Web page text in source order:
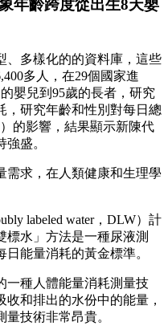
年齡跨度從出生8天嬰
、多樣化的的資料庫，這些
多人，在29個國家進
嬰兒到95歲的長者，研究
，研究年齡和性別對每日總
的影響，結果顯示新陳代
盛。
需求，在人類健康和生理學
labeled water，DLW）計
標水」方法是一種尿液測
能量消耗的黃金標準。
一種人體能量消耗測量技
和排出的水份中的能量，
技術非常昂貴。